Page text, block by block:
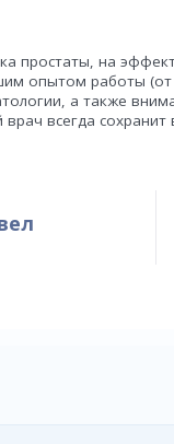
простаты, на
опытом работы
а также
всегда